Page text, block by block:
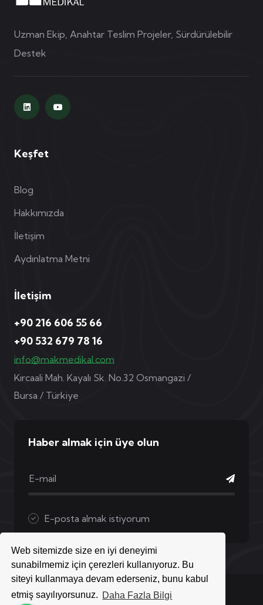
Web sitemizde size en iyi deneyimi
sunabilmemiz için çerezleri kullanıyoruz. Bu
siteyi kullanmaya devam ederseniz, bunu kabul
etmiş sayılıyorsunuz. Daha Fazla Bilgi
Uzman Ekip, Anahtar Teslim Projeler, Sürdürülebilir
Destek
Keşfet
Blog
Hakkımızda
İletişim
Aydınlatma Metni
İletişim
+90 216 606 55 66
+90 532 679 78 16
info@makmedikal.com
Kırcaali Mah. Kayalı Sk. No.32 Osmangazi /
Bursa / Türkiye
Haber almak için üye olun
E-posta almak istiyorum
Copyright © 2026 Mak Medikal | Tüm Hakları Saklıdır